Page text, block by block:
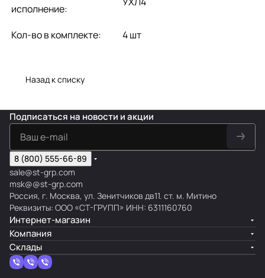
исполнение:
Кол-во в комплекте: 4 шт
Назад к списку
Подписаться на новости и акции
8 (800) 555-66-89
sale@st-grp.com
msk@@st-grp.com
Россия, г. Москва, ул. Зенитчиков дв11. ст. м. Митино
Реквизиты: ООО «СТ-ГРУПП» ИНН: 6311160760
Интернет-магазин
Компания
Склады